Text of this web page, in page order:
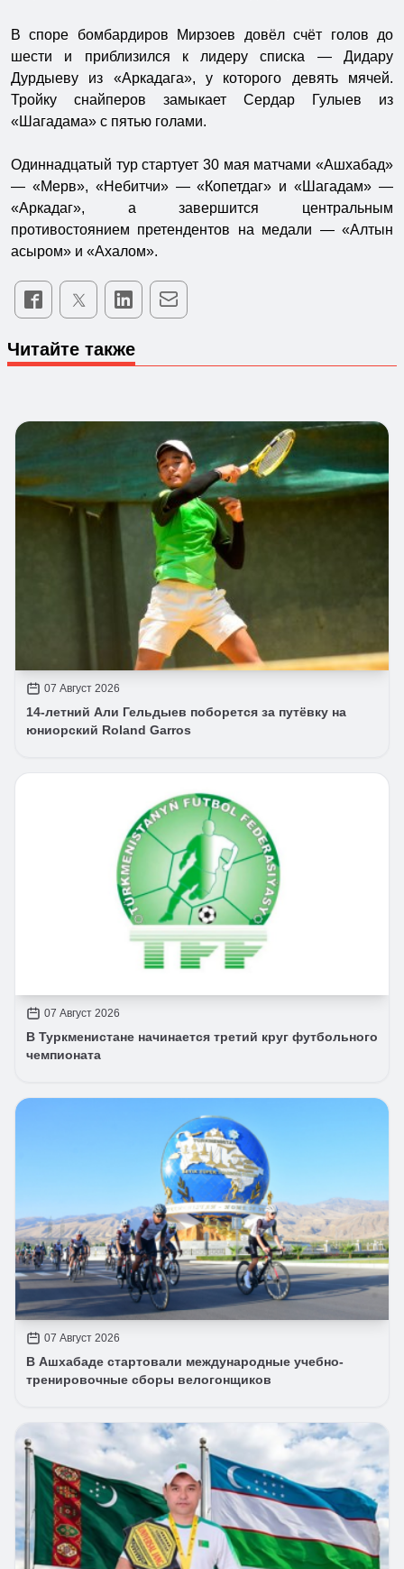
В споре бомбардиров Мирзоев довёл счёт голов до
шести и приблизился к лидеру списка — Дидару
Дурдыеву из «Аркадага», у которого девять мячей.
Тройку снайперов замыкает Сердар Гулыев из
«Шагадама» с пятью голами.
Одиннадцатый тур стартует 30 мая матчами «Ашхабад»
— «Мерв», «Небитчи» — «Копетдаг» и «Шагадам» —
«Аркадаг», а завершится центральным
противостоянием претендентов на медали — «Алтын
асыром» и «Ахалом».
Читайте также
07 Август 2026
14-летний Али Гельдыев поборется за путёвку на
юниорский Roland Garros
07 Август 2026
В Туркменистане начинается третий круг футбольного
чемпионата
07 Август 2026
В Ашхабаде стартовали международные учебно-
тренировочные сборы велогонщиков